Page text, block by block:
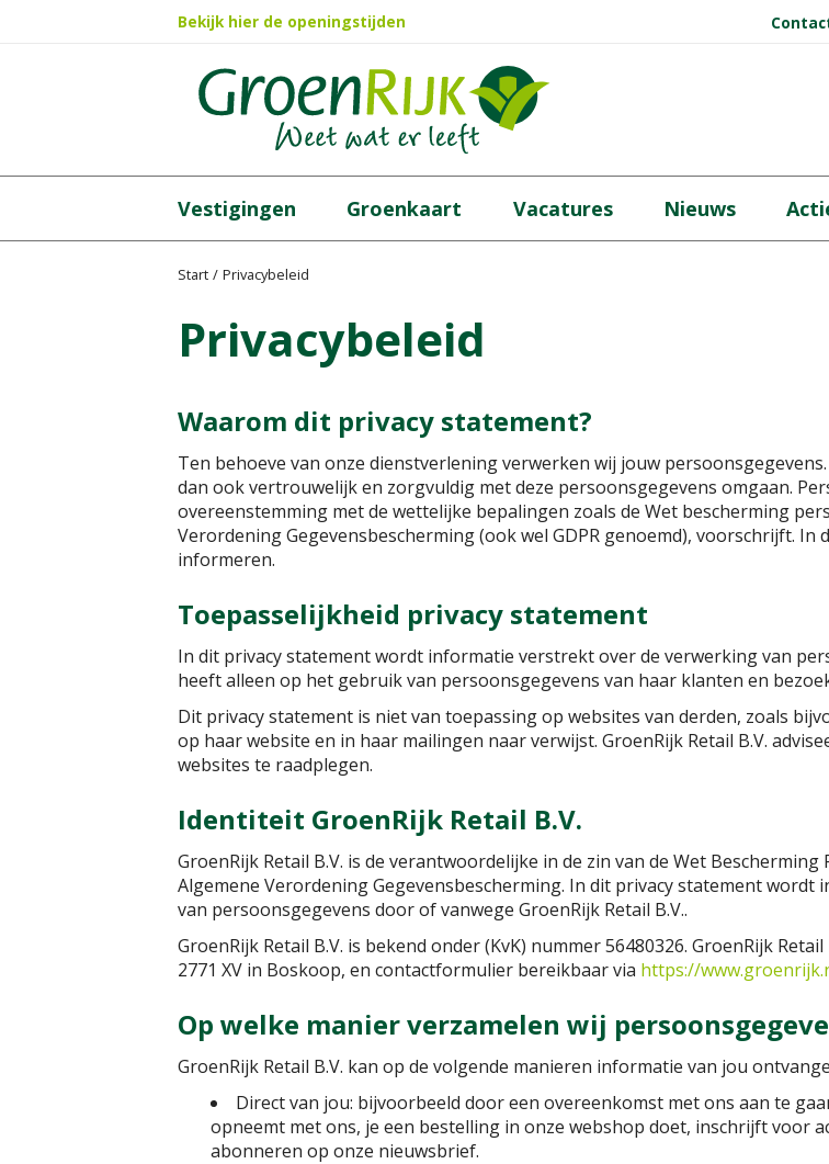
Start Privacybeleid
Bekijk hier de openingstijden
Vestigingen Groenkaart Vacatures Nieuws
Privacybeleid
Waarom dit privacy statement?
Ten behoeve van onze dienstverlening verwerken wij jouw
dan ook vertrouwelijk en zorgvuldig met deze persoonsgegevens omgaan.
overeenstemming met de wettelijke bepalingen zoals de Wet bescherming
Verordening Gegevensbescherming (ook wel GDPR genoemd), voorschrijft.
informeren.
Toepasselijkheid privacy statement
In dit privacy statement wordt informatie verstrekt over de verwerking van
heeft alleen op het gebruik van persoonsgegevens van haar klanten en
Dit privacy statement is niet van toepassing op websites van derden, zoals
op haar website en in haar mailingen naar verwijst. GroenRijk Retail B.V.
websites te raadplegen.
Identiteit GroenRijk Retail B.V.
GroenRijk Retail B.V. is de verantwoordelijke in de zin van de Wet
Algemene Verordening Gegevensbescherming. In dit privacy statement
van persoonsgegevens door of vanwege GroenRijk Retail B.V..
GroenRijk Retail B.V. is bekend onder (KvK) nummer 56480326. GroenRijk
2771 XV in Boskoop, en contactformulier bereikbaar via https://
Op welke manier verzamelen wij
GroenRijk Retail B.V. kan op de volgende manieren informatie van jou
Direct van jou: bijvoorbeeld door een overeenkomst met ons aan te
opneemt met ons, je een bestelling in onze webshop doet, inschrijft voor
abonneren op onze nieuwsbrief.